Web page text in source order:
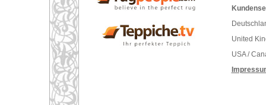
United
USA /